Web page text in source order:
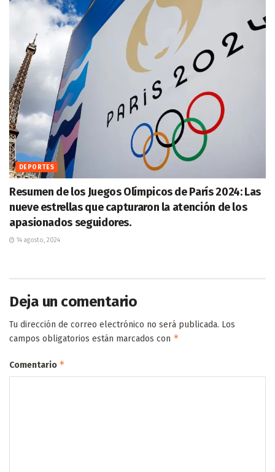
DEPORTES
Resumen de los Juegos Olímpicos de París 2024: Las
nueve estrellas que capturaron la atención de los
apasionados seguidores.
14 agosto, 2024
Deja un comentario
Tu dirección de correo electrónico no será publicada. Los
campos obligatorios están marcados con *
Comentario *